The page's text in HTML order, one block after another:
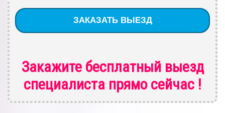
Закажите бесплатный выезд
специалиста прямо сейчас !